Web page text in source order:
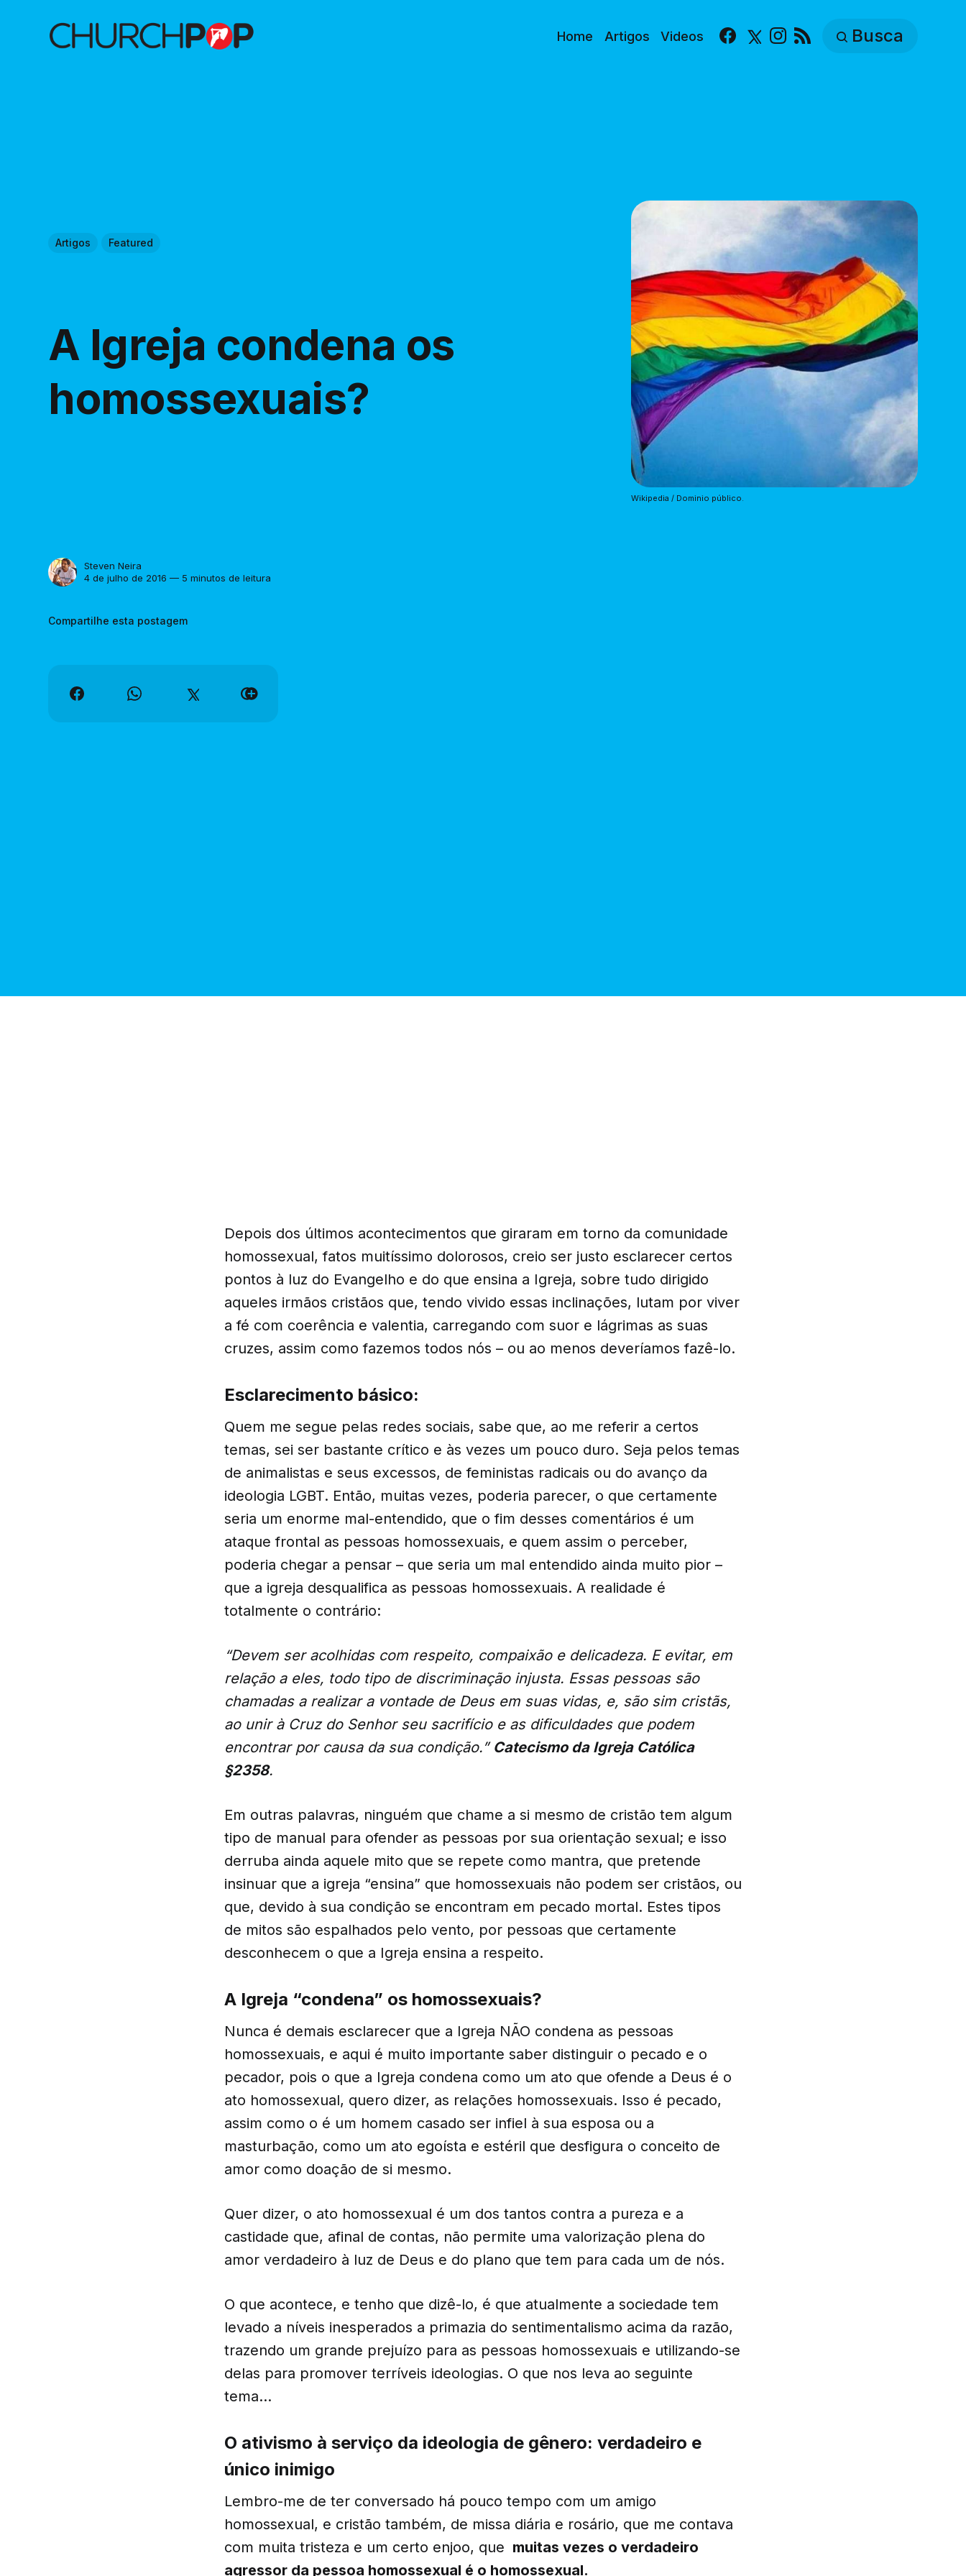
Home Artigos Videos Facebook
X Instagram Busca
Artigos Featured
A Igreja condena os
homossexuais?
Steven Neira
4 de julho de 2016 — 5 minutos de leitura
Compartilhe esta postagem
Wikipedia / Dominio público.
Depois dos últimos acontecimentos que giraram em torno da comunidade
homossexual, fatos muitíssimo dolorosos, creio ser justo esclarecer certos
pontos à luz do Evangelho e do que ensina a Igreja, sobre tudo dirigido
aqueles irmãos cristãos que, tendo vivido essas inclinações, lutam por viver
a fé com coerência e valentia, carregando com suor e lágrimas as suas
cruzes, assim como fazemos todos nós – ou ao menos deveríamos fazê-lo.
Esclarecimento básico:
Quem me segue pelas redes sociais, sabe que, ao me referir a certos
temas, sei ser bastante crítico e às vezes um pouco duro. Seja pelos temas
de animalistas e seus excessos, de feministas radicais ou do avanço da
ideologia LGBT. Então, muitas vezes, poderia parecer, o que certamente
seria um enorme mal-entendido, que o fim desses comentários é um
ataque frontal as pessoas homossexuais, e quem assim o perceber,
poderia chegar a pensar – que seria um mal entendido ainda muito pior –
que a igreja desqualifica as pessoas homossexuais. A realidade é
totalmente o contrário:
“Devem ser acolhidas com respeito, compaixão e delicadeza. E evitar, em
relação a eles, todo tipo de discriminação injusta. Essas pessoas são
chamadas a realizar a vontade de Deus em suas vidas, e, são sim cristãs,
ao unir à Cruz do Senhor seu sacrifício e as dificuldades que podem
encontrar por causa da sua condição.” Catecismo da Igreja Católica
§2358.
Em outras palavras, ninguém que chame a si mesmo de cristão tem algum
tipo de manual para ofender as pessoas por sua orientação sexual; e isso
derruba ainda aquele mito que se repete como mantra, que pretende
insinuar que a igreja “ensina” que homossexuais não podem ser cristãos, ou
que, devido à sua condição se encontram em pecado mortal. Estes tipos
de mitos são espalhados pelo vento, por pessoas que certamente
desconhecem o que a Igreja ensina a respeito.
A Igreja “condena” os homossexuais?
Nunca é demais esclarecer que a Igreja NÃO condena as pessoas
homossexuais, e aqui é muito importante saber distinguir o pecado e o
pecador, pois o que a Igreja condena como um ato que ofende a Deus é o
ato homossexual, quero dizer, as relações homossexuais. Isso é pecado,
assim como o é um homem casado ser infiel à sua esposa ou a
masturbação, como um ato egoísta e estéril que desfigura o conceito de
amor como doação de si mesmo.
Quer dizer, o ato homossexual é um dos tantos contra a pureza e a
castidade que, afinal de contas, não permite uma valorização plena do
amor verdadeiro à luz de Deus e do plano que tem para cada um de nós.
O que acontece, e tenho que dizê-lo, é que atualmente a sociedade tem
levado a níveis inesperados a primazia do sentimentalismo acima da razão,
trazendo um grande prejuízo para as pessoas homossexuais e utilizando-se
delas para promover terríveis ideologias. O que nos leva ao seguinte
tema…
O ativismo à serviço da ideologia de gênero: verdadeiro e
único inimigo
Lembro-me de ter conversado há pouco tempo com um amigo
homossexual, e cristão também, de missa diária e rosário, que me contava
com muita tristeza e um certo enjoo, que muitas vezes o verdadeiro
agressor da pessoa homossexual é o homossexual.